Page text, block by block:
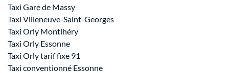
Taxi Gare de Massy
Taxi Villeneuve-Saint-Georges
Taxi Orly Montlhéry
Taxi Orly Essonne
Taxi Orly tarif fixe 91
Taxi conventionné Essonne